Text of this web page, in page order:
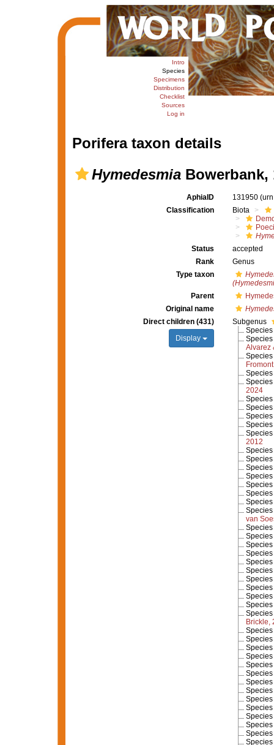
Intro
Species
Specimens
Distribution
Checklist
Sources
Log in
Porifera taxon details
HymedesmiaBowerbank,
AphiaID 131950
Classification
Biota
Status
accepted
Rank
Genus
Type taxon
Parent
Original name
Direct children (431)
Display
Subgenus
Species
Species
Alvarez
Species
Species
Species
2024
Species
Species
Species
Species
Species
2012
Species
Species
Species
Species
Species
Species
Species
Species
van
Species
Species
Species
Species
Species
Species
Species
Species
Species
Species
Species
Brickle,
Species
Species
Species
Species
Species
Species
Species
Species
Species
Species
Species
Species
Species
Species